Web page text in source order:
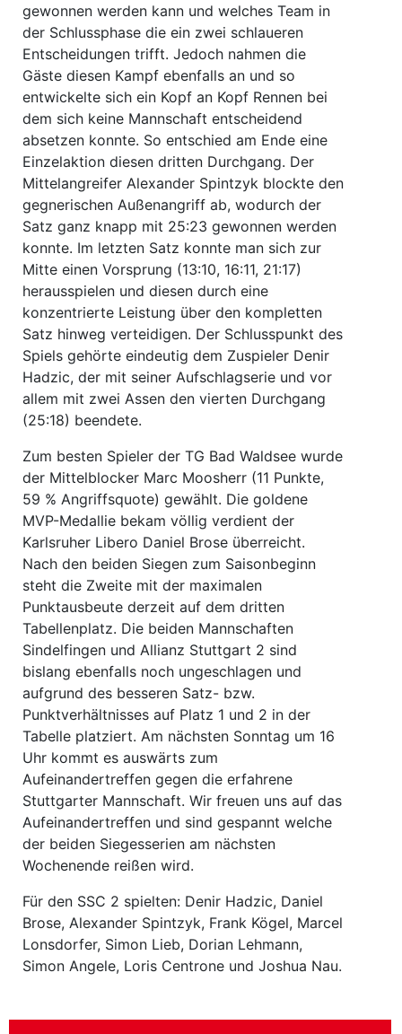
gewonnen werden kann und welches Team in
der Schlussphase die ein zwei schlaueren
Entscheidungen trifft. Jedoch nahmen die
Gäste diesen Kampf ebenfalls an und so
entwickelte sich ein Kopf an Kopf Rennen bei
dem sich keine Mannschaft entscheidend
absetzen konnte. So entschied am Ende eine
Einzelaktion diesen dritten Durchgang. Der
Mittelangreifer Alexander Spintzyk blockte den
gegnerischen Außenangriff ab, wodurch der
Satz ganz knapp mit 25:23 gewonnen werden
konnte. Im letzten Satz konnte man sich zur
Mitte einen Vorsprung (13:10, 16:11, 21:17)
herausspielen und diesen durch eine
konzentrierte Leistung über den kompletten
Satz hinweg verteidigen. Der Schlusspunkt des
Spiels gehörte eindeutig dem Zuspieler Denir
Hadzic, der mit seiner Aufschlagserie und vor
allem mit zwei Assen den vierten Durchgang
(25:18) beendete.
Zum besten Spieler der TG Bad Waldsee wurde
der Mittelblocker Marc Moosherr (11 Punkte,
59 % Angriffsquote) gewählt. Die goldene
MVP-Medallie bekam völlig verdient der
Karlsruher Libero Daniel Brose überreicht.
Nach den beiden Siegen zum Saisonbeginn
steht die Zweite mit der maximalen
Punktausbeute derzeit auf dem dritten
Tabellenplatz. Die beiden Mannschaften
Sindelfingen und Allianz Stuttgart 2 sind
bislang ebenfalls noch ungeschlagen und
aufgrund des besseren Satz- bzw.
Punktverhältnisses auf Platz 1 und 2 in der
Tabelle platziert. Am nächsten Sonntag um 16
Uhr kommt es auswärts zum
Aufeinandertreffen gegen die erfahrene
Stuttgarter Mannschaft. Wir freuen uns auf das
Aufeinandertreffen und sind gespannt welche
der beiden Siegesserien am nächsten
Wochenende reißen wird.
Für den SSC 2 spielten: Denir Hadzic, Daniel
Brose, Alexander Spintzyk, Frank Kögel, Marcel
Lonsdorfer, Simon Lieb, Dorian Lehmann,
Simon Angele, Loris Centrone und Joshua Nau.